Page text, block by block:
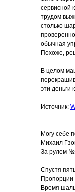
сервисной
трудом
столько
обычная
Похоже,
В целом
эти деньги
Источник:
Могу себе
Михаил
За рулем
Спустя
Пропорции
Время